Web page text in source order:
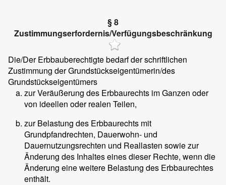
§ 8
Zustimmungserfordernis/Verfügungsbeschränkung
Die/Der Erbbauberechtigte bedarf der schriftlichen
Zustimmung der Grundstückseigentümerin/des
Grundstückseigentümers
zur Veräußerung des Erbbaurechts im Ganzen oder
von ideellen oder realen Teilen,
zur Belastung des Erbbaurechts mit
Grundpfandrechten, Dauerwohn- und
Dauernutzungsrechten und Reallasten sowie zur
Änderung des Inhaltes eines dieser Rechte, wenn die
Änderung eine weitere Belastung des Erbbaurechtes
enthält.